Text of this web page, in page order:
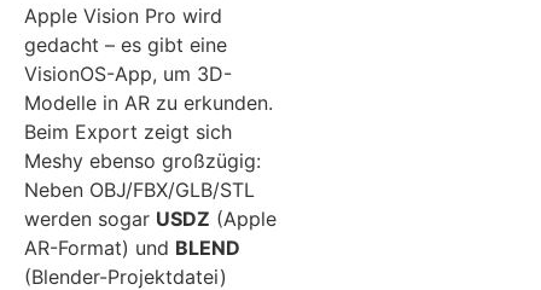
Apple Vision Pro wird
gedacht – es gibt eine
VisionOS-App, um 3D-
Modelle in AR zu erkunden.
Beim Export zeigt sich
Meshy ebenso großzügig:
Neben OBJ/FBX/GLB/STL
werden sogar USDZ (Apple
AR-Format) und BLEND
(Blender-Projektdatei)